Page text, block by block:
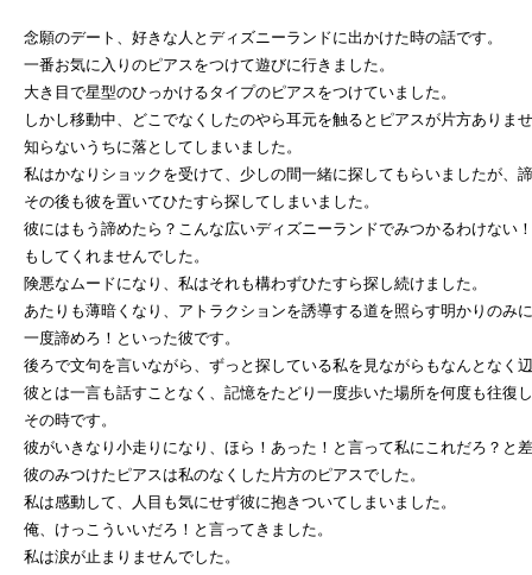
念願のデート、好きな人とディズニーランドに出かけた時の話です。
一番お気に入りのピアスをつけて遊びに行きました。
大き目で星型のひっかけるタイプのピアスをつけていました。
しかし移動中、どこでなくしたのやら耳元を触るとピアスが片方ありま
知らないうちに落としてしまいました。
私はかなりショックを受けて、少しの間一緒に探してもらいましたが、
その後も彼を置いてひたすら探してしまいました。
彼にはもう諦めたら？こんな広いディズニーランドでみつかるわけない
もしてくれませんでした。
険悪なムードになり、私はそれも構わずひたすら探し続けました。
あたりも薄暗くなり、アトラクションを誘導する道を照らす明かりのみ
一度諦めろ！といった彼です。
後ろで文句を言いながら、ずっと探している私を見ながらもなんとなく
彼とは一言も話すことなく、記憶をたどり一度歩いた場所を何度も往復
その時です。
彼がいきなり小走りになり、ほら！あった！と言って私にこれだろ？と
彼のみつけたピアスは私のなくした片方のピアスでした。
私は感動して、人目も気にせず彼に抱きついてしまいました。
俺、けっこういいだろ！と言ってきました。
私は涙が止まりませんでした。